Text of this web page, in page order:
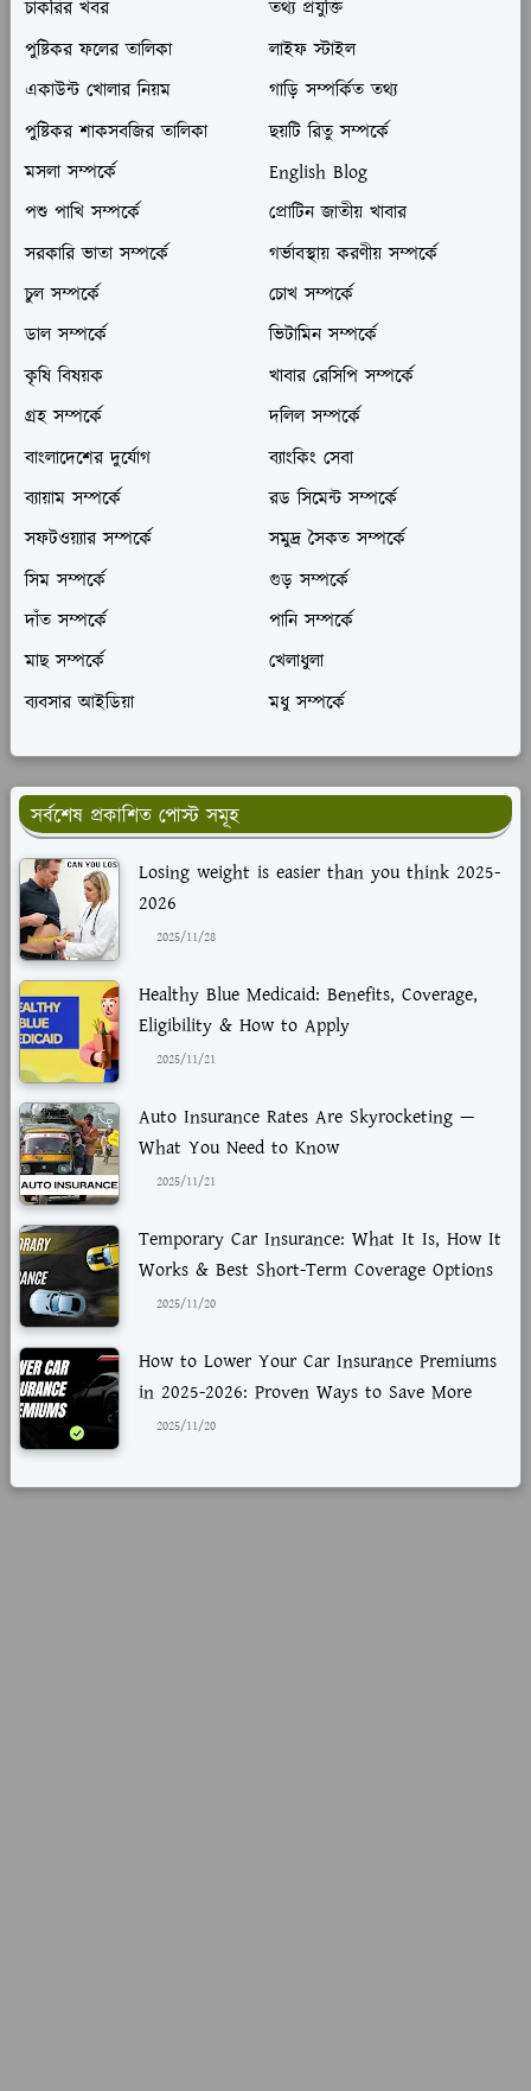
চাকরির খবর
তথ্য প্রযুক্তি
পুষ্টিকর ফলের তালিকা
লাইফ স্টাইল
একাউন্ট খোলার নিয়ম
গাড়ি সম্পর্কিত তথ্য
পুষ্টিকর শাকসবজির তালিকা
ছয়টি রিতু সম্পর্কে
মসলা সম্পর্কে
English Blog
পশু পাখি সম্পর্কে
প্রোটিন জাতীয় খাবার
সরকারি ভাতা সম্পর্কে
গর্ভাবস্থায় করণীয় সম্পর্কে
চুল সম্পর্কে
চোখ সম্পর্কে
ডাল সম্পর্কে
ভিটামিন সম্পর্কে
কৃষি বিষয়ক
খাবার রেসিপি সম্পর্কে
গ্রহ সম্পর্কে
দলিল সম্পর্কে
বাংলাদেশের দুর্যোগ
ব্যাংকিং সেবা
ব্যায়াম সম্পর্কে
রড সিমেন্ট সম্পর্কে
সফটওয়্যার সম্পর্কে
সমুদ্র সৈকত সম্পর্কে
সিম সম্পর্কে
গুড় সম্পর্কে
দাঁত সম্পর্কে
পানি সম্পর্কে
মাছ সম্পর্কে
খেলাধুলা
ব্যবসার আইডিয়া
মধু সম্পর্কে
সর্বশেষ প্রকাশিত পোস্ট সমূহ
Losing weight is easier than you think 2025-
2026
2025/11/28
Healthy Blue Medicaid: Benefits, Coverage,
Eligibility & How to Apply
2025/11/21
Auto Insurance Rates Are Skyrocketing —
What You Need to Know
2025/11/21
Temporary Car Insurance: What It Is, How It
Works & Best Short-Term Coverage Options
2025/11/20
How to Lower Your Car Insurance Premiums
in 2025-2026: Proven Ways to Save More
2025/11/20